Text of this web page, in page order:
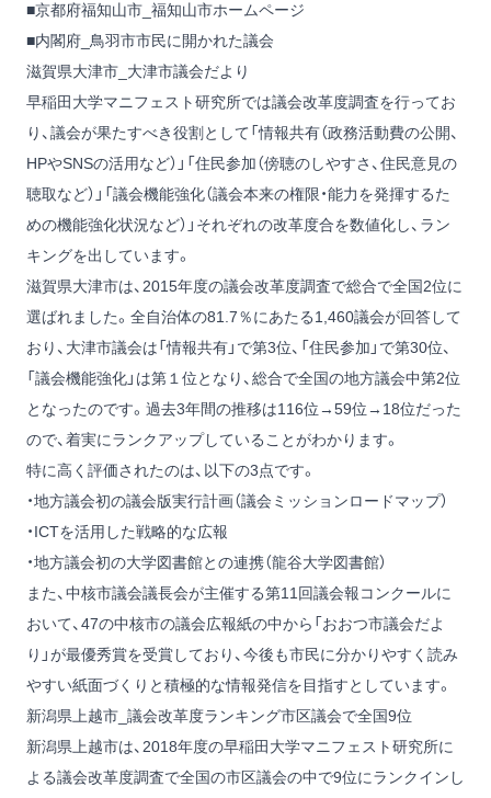
■京都府福知山市_福知山市ホームページ
■内閣府_鳥羽市市民に開かれた議会
滋賀県大津市_大津市議会だより
早稲田大学マニフェスト研究所では議会改革度調査を行ってお
り、議会が果たすべき役割として「情報共有（政務活動費の公開、
HPやSNSの活用など）」「住民参加（傍聴のしやすさ、住民意見の
聴取など）」「議会機能強化（議会本来の権限・能力を発揮するた
めの機能強化状況など）」それぞれの改革度合を数値化し、ラン
キングを出しています。
滋賀県大津市は、2015年度の議会改革度調査で総合で全国2位に
選ばれました。全自治体の81.7％にあたる1,460議会が回答して
おり、大津市議会は「情報共有」で第3位、「住民参加」で第30位、
「議会機能強化」は第１位となり、総合で全国の地方議会中第2位
となったのです。過去3年間の推移は116位→59位→18位だった
ので、着実にランクアップしていることがわかります。
特に高く評価されたのは、以下の3点です。
・地方議会初の議会版実行計画（議会ミッションロードマップ）
・ICTを活用した戦略的な広報
・地方議会初の大学図書館との連携（龍谷大学図書館）
また、中核市議会議長会が主催する第11回議会報コンクールに
おいて、47の中核市の議会広報紙の中から「おおつ市議会だよ
り」が最優秀賞を受賞しており、今後も市民に分かりやすく読み
やすい紙面づくりと積極的な情報発信を目指すとしています。
新潟県上越市_議会改革度ランキング市区議会で全国9位
新潟県上越市は、2018年度の早稲田大学マニフェスト研究所に
よる議会改革度調査で全国の市区議会の中で9位にランクインし